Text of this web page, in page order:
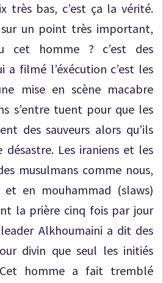
très bas, c’est ça la vérité.
un point très important,
cet homme ? c’est des
a filmé l’éxécution c’est les
mise en scène macabre
s’entre tuent pour que les
des sauveurs alors qu’ils
désastre. Les iraniens et les
musulmans comme nous,
en mouhammad (slaws)
la prière cinq fois par jour
Alkhoumaini a dit des
divin que seul les initiés
homme a fait tremblé